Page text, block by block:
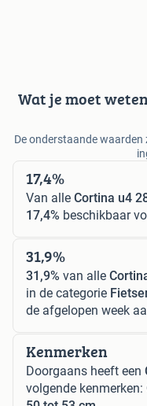
Wat je moet
De onderstaande waarden
17,4%
Van alle Cortina u4
17,4% beschikbaar
31,9%
31,9% van alle
in de categorie
de afgelopen week
Kenmerken
Doorgaans heeft een
volgende kenmerken: